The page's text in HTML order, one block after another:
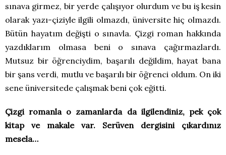
sınava girmez, bir yerde çalışıyor olurdum ve bu iş kesin
olarak yazı-çiziyle ilgili olmazdı, üniversite hiç olmazdı.
Bütün hayatım değişti o sınavla. Çizgi roman hakkında
yazdıklarım olmasa beni o sınava çağırmazlardı.
Mutsuz bir öğrenciydim, başarılı değildim, hayat bana
bir şans verdi, mutlu ve başarılı bir öğrenci oldum. On iki
sene üniversitede çalışmak beni çok eğitti.
Çizgi romanla o zamanlarda da ilgilendiniz, pek çok
kitap ve makale var. Serüven dergisini çıkardınız
mesela…